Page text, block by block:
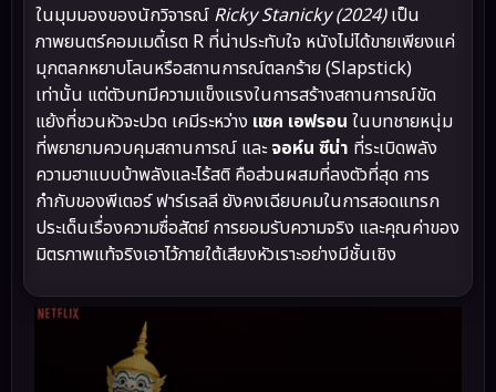
ในมุมมองของนักวิจารณ์ Ricky Stanicky (2024)เป็น
ภาพยนตร์คอมเมดี้เรต R ที่น่าประทับใจ หนังไม่ได้ขายเพียงแค่
มุกตลกหยาบโลนหรือสถานการณ์ตลกร้าย (Slapstick)
เท่านั้น แต่ตัวบทมีความแข็งแรงในการสร้างสถานการณ์ขัด
แย้งที่ชวนหัวจะปวด เคมีระหว่าง แซค เอฟรอน ในบทชายหนุ่ม
ที่พยายามควบคุมสถานการณ์ และจอห์น ซีน่า ที่ระเบิดพลัง
ความฮาแบบบ้าพลังและไร้สติ คือส่วนผสมที่ลงตัวที่สุด การ
กำกับของพีเตอร์ ฟาร์เรลลี ยังคงเฉียบคมในการสอดแทรก
ประเด็นเรื่องความซื่อสัตย์ การยอมรับความจริง และคุณค่าของ
มิตรภาพแท้จริงเอาไว้ภายใต้เสียงหัวเราะอย่างมีชั้นเชิง